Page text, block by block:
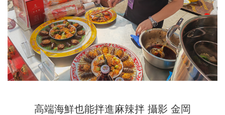
高端海鮮也能拌進麻辣拌 攝影 金岡